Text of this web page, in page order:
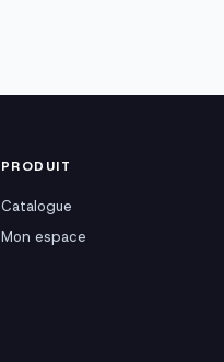
PRODUIT
Catalogue
Mon espace